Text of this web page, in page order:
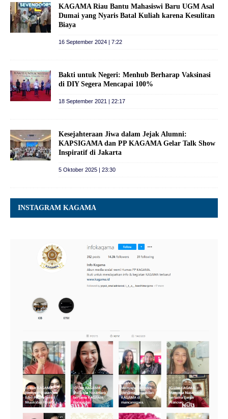
KAGAMA Riau Bantu Mahasiswi Baru UGM Asal
Dumai yang Nyaris Batal Kuliah karena Kesulitan
Biaya
16 September 2024 | 7:22
Bakti untuk Negeri: Menhub Berharap Vaksinasi
di DIY Segera Mencapai 100%
18 September 2021 | 22:17
Kesejahteraan Jiwa dalam Jejak Alumni:
KAPSIGAMA dan PP KAGAMA Gelar Talk Show
Inspiratif di Jakarta
5 Oktober 2025 | 23:30
INSTAGRAM KAGAMA